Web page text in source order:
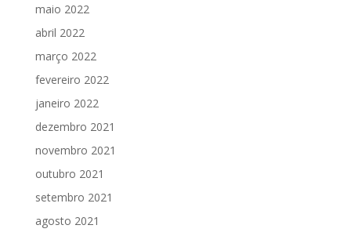
maio 2022
abril 2022
março 2022
fevereiro 2022
janeiro 2022
dezembro 2021
novembro 2021
outubro 2021
setembro 2021
agosto 2021